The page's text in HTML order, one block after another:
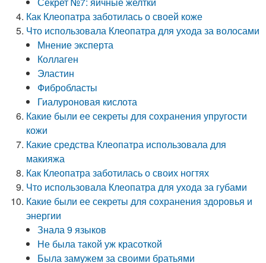
Как Клеопатра заботилась о своей коже
Что использовала Клеопатра для ухода за волосами
Мнение эксперта
Коллаген
Эластин
Фибробласты
Гиалуроновая кислота
Какие были ее секреты для сохранения упругости
кожи
Какие средства Клеопатра использовала для
макияжа
Как Клеопатра заботилась о своих ногтях
Что использовала Клеопатра для ухода за губами
Какие были ее секреты для сохранения здоровья и
энергии
Знала 9 языков
Не была такой уж красоткой
Была замужем за своими братьями